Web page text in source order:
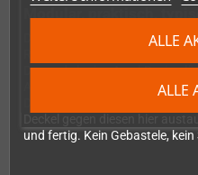
ALLE
ALLE
Modular, praktisch,
Das PiBow Gehäuse ist seit
Das mehrlagige Acryl-Design
Aufbaus wunderbar an die
und fertig. Kein Gebastele,